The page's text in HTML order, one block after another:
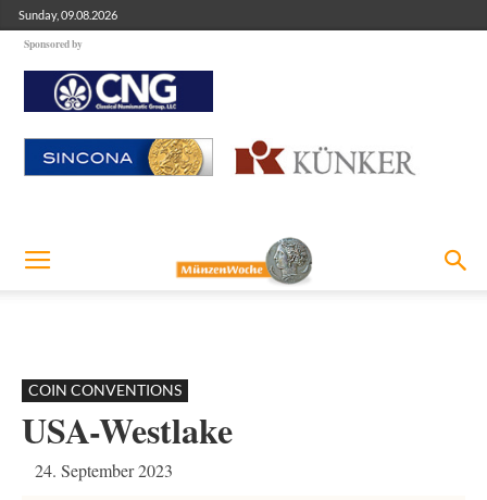
Sunday, 09.08.2026
Sponsored by
COIN CONVENTIONS
USA-Westlake
24. September 2023